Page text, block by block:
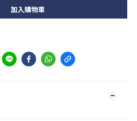
加入購物車